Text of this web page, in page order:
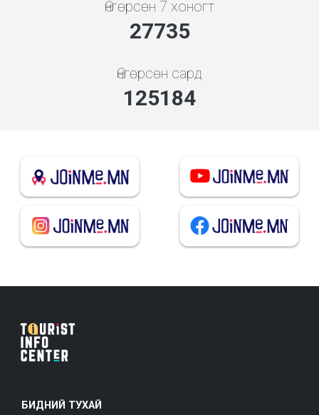
Өнгөрсөн 7 хоногт
29869
Өнгөрсөн сард
134813
БИДНИЙ ТУХАЙ